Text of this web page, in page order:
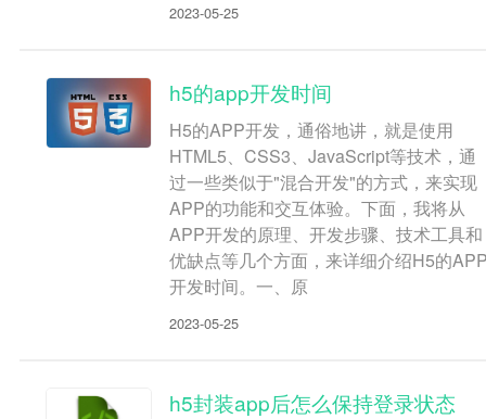
2023-05-25
h5的app开发时间
H5的APP开发，通俗地讲，就是使用
HTML5、CSS3、JavaScript等技术，通
过一些类似于"混合开发"的方式，来实现
APP的功能和交互体验。下面，我将从
APP开发的原理、开发步骤、技术工具和
优缺点等几个方面，来详细介绍H5的
开发时间。一、原
2023-05-25
h5封装app后怎么保持登录状态